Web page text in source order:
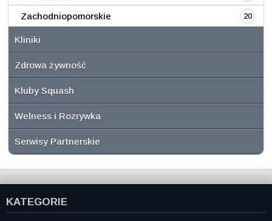
Zachodniopomorskie 20
Kliniki
Zdrowa żywność
Kluby Squash
Welness i Rozrywka
Serwisy Partnerskie
KATEGORIE